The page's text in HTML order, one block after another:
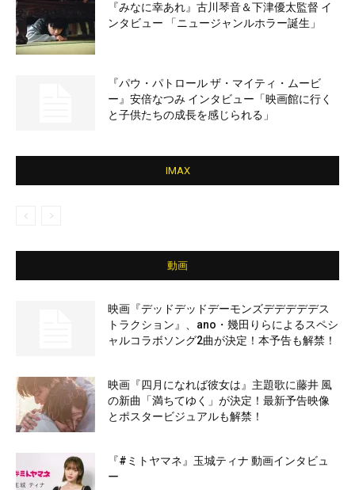
『みなに幸あれ』古川琴音＆下津優太監督 イ
ンタビュー 「ニュージャンルホラー誕生」
『パウ・パトロール ザ・マイティ・ムービ
ー』安倍なつみ インタビュー「映画館に行く
と子供たちの成長を感じられる」
IMAX
動画
映画『デッドデッドデーモンズデデデデデス
トラクション』、ano・幾田りらによるスペシ
ャルコラボソング2曲が決定！本予告も解禁！
映画『四月になれば彼女は』主題歌に藤井 風
の新曲「満ちてゆく」が決定！最新予告映像
とポスタービジュアルも解禁！
『#ミトヤマネ』玉城ティナ 動画インタビュ
ー